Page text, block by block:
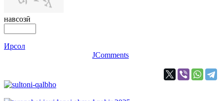
навсозӣ
Ирсол
JComments